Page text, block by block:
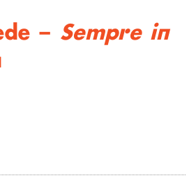
– Sempre in